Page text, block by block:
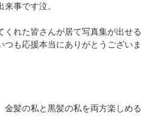
事です泣。
くれた皆さんが居て写真集が出せる
も応援本当にありがとうございま
金髪の私と黒髪の私を両方楽しめる